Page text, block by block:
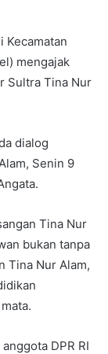
mengajak
Sultra Tina Nur
dialog
Senin 9
Tina Nur
bukan tanpa
Tina Nur Alam,
DPR RI